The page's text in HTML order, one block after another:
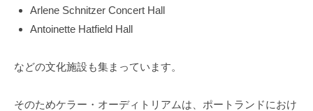
Arlene Schnitzer Concert Hall
Antoinette Hatfield Hall
などの文化施設も集まっています。
そのためケラー・オーディトリアムは、ポートランドにおけ